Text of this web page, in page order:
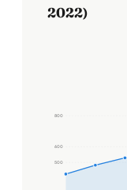
2022)
500
600
800